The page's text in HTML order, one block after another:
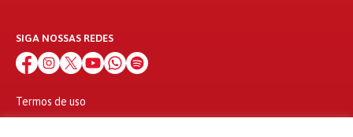
SIGA NOSSAS REDES
Termos de uso